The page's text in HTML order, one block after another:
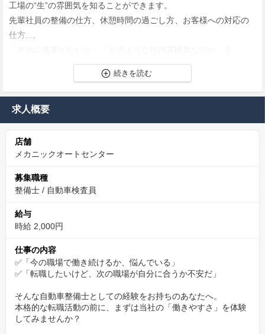
工場の“生”の雰囲気を知ることができます。
先輩社員の整備の仕方、休憩時間の過ごし方、お客様への対応の
仕方...。
ご自身の目で確かめてください。
✨ プライベートを犠牲にしない、理想のワークライ
フバランス
ます。月の残業時間はほぼゼロ。18時には業務を終え、家族と過
ごす時間や趣味に打ち込む時間をしっかりと確保できます。年間
休日は115日。プライベートが充実してこそ、仕事への集中力も高
まると考えています。また、勤務時間外であれば、会社の設備を
配）。仕事で培った技術を自分のためにも活かせる、車好きには
たまらない環境です。
✨ディーラーに引けを取らない、本物の技術が身につ
く環境
私たちの整備工場には、中型トラックをメインに、大型、特殊車
両、そして乗用車まで、多種多様な車両が入庫します。その割合
は常用車3割、大型・特殊車両が7割。毎日が新しい挑戦の連続で
求人概要
店舗
メカニックオートセンター
募集職種
整備士 / 自動車検査員
給与
時給 2,000円
仕事の内容
✅「今の職場で働き続けるか、悩んでいる」
✅「転職したいけど、次の職場が自分に合うか不安だ」
そんな自動車整備士としての経験をお持ちのあなたへ。
本格的な転職活動の前に、まずは当社の「働きやすさ」を体験
してみませんか？